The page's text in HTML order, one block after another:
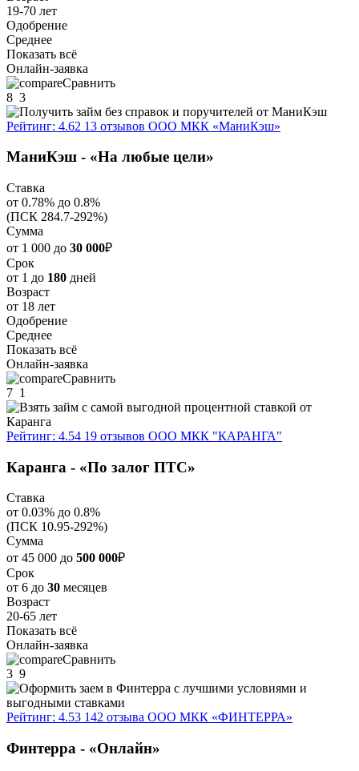
19-70 лет
Одобрение
Среднее
Показать всё
Онлайн-заявка
Сравнить
8 3
Рейтинг: 4.62 13 отзывов ООО МКК «МаниКэш»
МаниКэш - «На любые цели»
Ставка
от 0.78% до 0.8%
(ПСК 284.7-292%)
Сумма
от 1 000 до 30 000₽
Срок
от 1 до 180 дней
Возраст
от 18 лет
Одобрение
Среднее
Показать всё
Онлайн-заявка
Сравнить
7 1
Рейтинг: 4.54 19 отзывов ООО МКК "КАРАНГА"
Каранга - «По залог ПТС»
Ставка
от 0.03% до 0.8%
(ПСК 10.95-292%)
Сумма
от 45 000 до 500 000₽
Срок
от 6 до 30 месяцев
Возраст
20-65 лет
Показать всё
Онлайн-заявка
Сравнить
3 9
Рейтинг: 4.53 142 отзыва ООО МКК «ФИНТЕРРА»
Финтерра - «Онлайн»